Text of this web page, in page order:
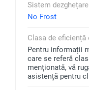
Sistem
No Frost
Clasa de eficiență
Pentru informații
care se referă
menționată, vă
asistență pentru